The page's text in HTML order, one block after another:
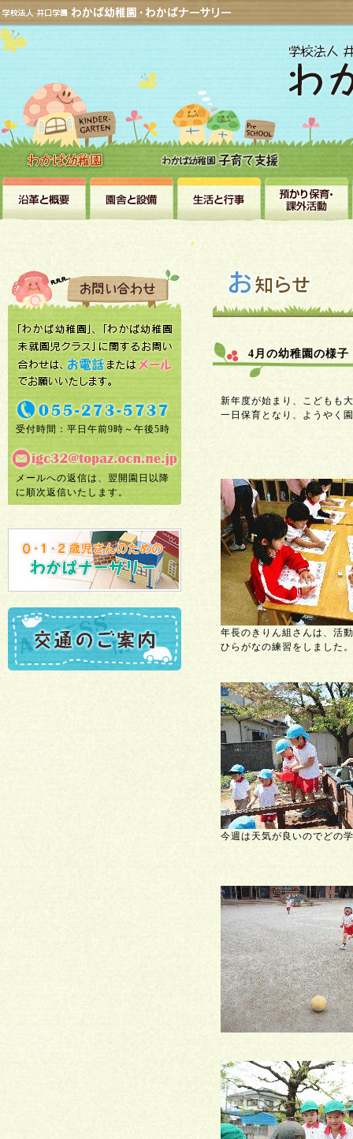
受付時間：平日午前9時～午後5時
メールへの返信は、翌開園日以降
に順次返信いたします。
4月の幼稚園の様子
新年度が始まり、こどもも
一日保育となり、ようやく
年長のきりん組さんは、活
ひらがなの練習をしました。
今週は天気が良いのでどの